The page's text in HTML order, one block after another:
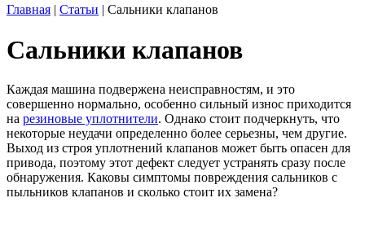
Главная | Статьи | Сальники клапанов
Сальники клапанов
Каждая машина подвержена неисправностям, и это
совершенно нормально, особенно сильный износ приходится
на резиновые уплотнители. Однако стоит подчеркнуть, что
некоторые неудачи определенно более серьезны, чем другие.
Выход из строя уплотнений клапанов может быть опасен для
привода, поэтому этот дефект следует устранять сразу после
обнаружения. Каковы симптомы повреждения сальников с
пыльников клапанов и сколько стоит их замена?